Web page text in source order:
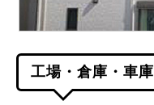
工場・倉庫・車庫